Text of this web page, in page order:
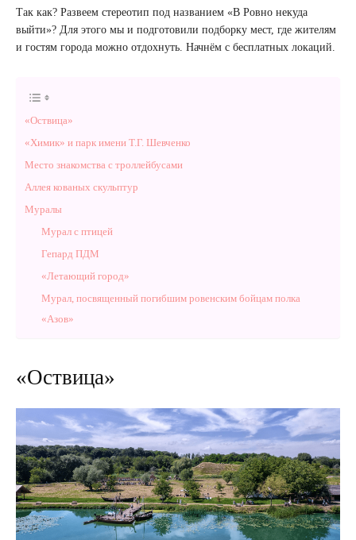
Так как? Развеем стереотип под названием «В Ровно некуда
выйти»? Для этого мы и подготовили подборку мест, где жителям
и гостям города можно отдохнуть. Начнём с бесплатных локаций.
«Оствица»
«Химик» и парк имени Т.Г. Шевченко
Место знакомства с троллейбусами
Аллея кованых скульптур
Муралы
Мурал с птицей
Гепард ПДМ
«Летающий город»
Мурал, посвященный погибшим ровенским бойцам полка
«Азов»
«Оствица»